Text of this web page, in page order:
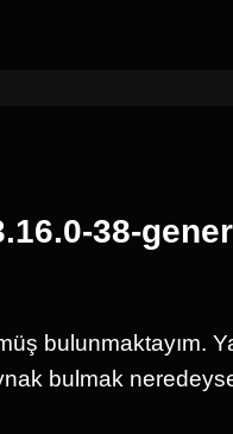
38-
bulunmaktayım.
bulmak